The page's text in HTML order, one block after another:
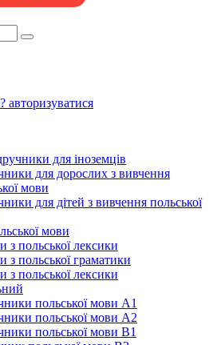
авторизуватися
для іноземців
для дорослих з вивчення
мови
для дітей з вивчення польської
мови
з польської лексики
з польської граматики
з польської лексики
польської мови А1
польської мови А2
польської мови B1